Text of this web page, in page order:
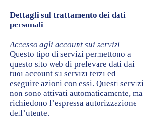
Dettagli sul trattamento dei dati
personali
Accesso agli account sui servizi
Questo tipo di servizi permettono a
questo sito web di prelevare dati dai
tuoi account su servizi terzi ed
eseguire azioni con essi. Questi servizi
non sono attivati automaticamente, ma
richiedono l’espressa autorizzazione
dell’utente.